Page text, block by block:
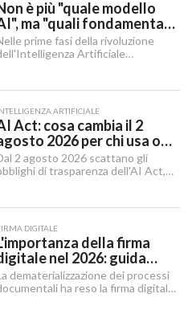
è più "quale modello
ma "quali fondamenta":
infrastruttura,
prime fasi della rivoluzione
Artificiale
modello dobbiamo usare?".
ARTIFICIALE
Act: cosa cambia il 2
2026 per chi usa o
l'AI
2 agosto 2026 scattano gli
di trasparenza dell'AI Act,
quelli sui sistemi ad alto
DIGITALE
della firma
nel 2026: guida
per aziende e
dematerializzazione dei processi
ha reso la firma digitale